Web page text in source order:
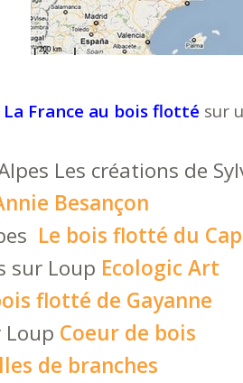
La France au bois flotté sur
Les créations de
Besançon
Le bois flotté du Cap
sur Loup Ecologic Art
flotté de Gayanne
Loup Coeur de bois
de branches